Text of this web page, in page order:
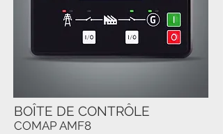
BOÎTE DE CONTRÔLE
COMAP AMF8